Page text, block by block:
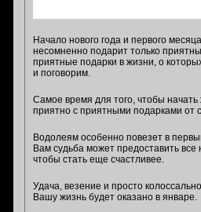
Начало нового года и первого
несомненно подарит только
приятные подарки в жизни, о
и поговорим.
Самое время для того, чтобы
приятно с приятными подарками от
Водолеям особенно повезет в
Вам судьба может предоставить все
чтобы стать еще счастливее.
Удача, везение и просто
Вашу жизнь будет оказано в январе.